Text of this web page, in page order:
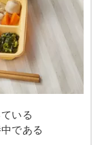
献立の一例と
可能なメニュ
。
いる
である